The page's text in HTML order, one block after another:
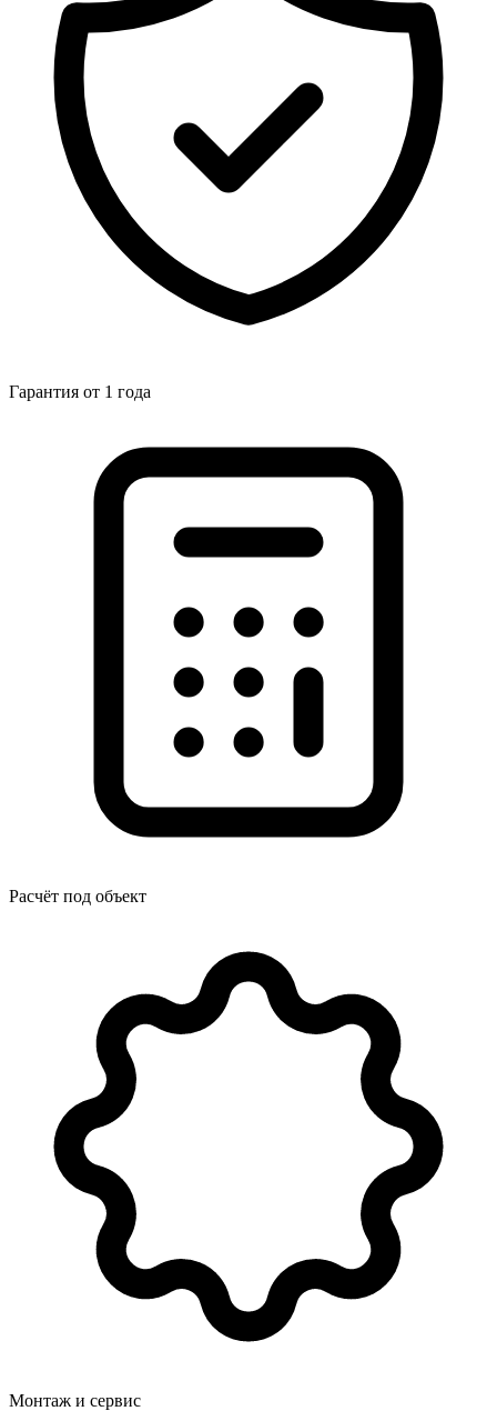
Гарантия от 1 года
Расчёт под объект
Монтаж и сервис